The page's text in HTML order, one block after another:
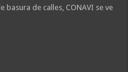
basura de calles, CONAVI se ve